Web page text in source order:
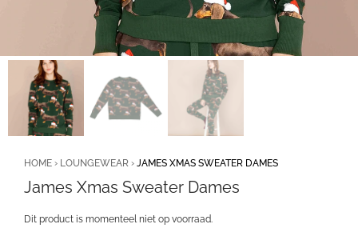
HOME › LOUNGEWEAR › JAMES XMAS SWEATER DAMES
James Xmas Sweater Dames
Dit product is momenteel niet op voorraad.